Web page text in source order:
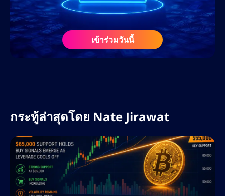
2568 เนทเคยร่วมงานกับเว็บไซต์สื่อคริปโตชั้น
นำ ศูนย์การเรียนรู้ฟอเร็กซ์ และโปรเจกต์ Web3
ในฐานะที่ปรึกษา SEO และนักวางกลยุทธ์ด้าน
เนื้อหา ความรู้ความเข้าใจอย่างลึกซึ้งเกี่ยวกับ
ตลาดคริปโตและฟอเร็กซ์ ประกอบกับความรู้
ที่ AltSignals เนทรับผิดชอบในการขยายการ
เข้าถึงแบรนด์ทั่วโลก เพิ่มประสิทธิภาพกลยุทธ์
คอนเทนต์สำหรับ ActualizeAI และนำแนวทาง
ปฏิบัติที่ดีที่สุดด้าน SEO มาใช้ เพื่อขับเคลื่อนการ
เติบโตอย่างยั่งยืน เขามุ่งเน้นไปที่การใช้
ประโยชน์จากคีย์เวิร์ดที่มีผู้สนใจสูง การ
เข้าร่วมวันนี้
กระทู้ล่าสุดโดย Nate Jirawat